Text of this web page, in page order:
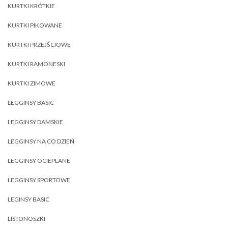
KURTKI KRÓTKIE
KURTKI PIKOWANE
KURTKI PRZEJŚCIOWE
KURTKI RAMONESKI
KURTKI ZIMOWE
LEGGINSY BASIC
LEGGINSY DAMSKIE
LEGGINSY NA CO DZIEŃ
LEGGINSY OCIEPLANE
LEGGINSY SPORTOWE
LEGINSY BASIC
LISTONOSZKI